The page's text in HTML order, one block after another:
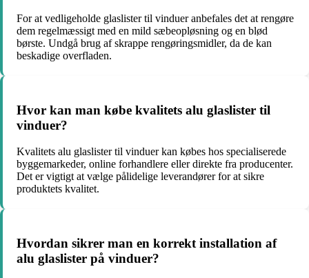
For at vedligeholde glaslister til vinduer anbefales det at rengøre
dem regelmæssigt med en mild sæbeopløsning og en blød
børste. Undgå brug af skrappe rengøringsmidler, da de kan
beskadige overfladen.
Hvor kan man købe kvalitets alu glaslister til
vinduer?
Kvalitets alu glaslister til vinduer kan købes hos specialiserede
byggemarkeder, online forhandlere eller direkte fra producenter.
Det er vigtigt at vælge pålidelige leverandører for at sikre
produktets kvalitet.
Hvordan sikrer man en korrekt installation af
alu glaslister på vinduer?